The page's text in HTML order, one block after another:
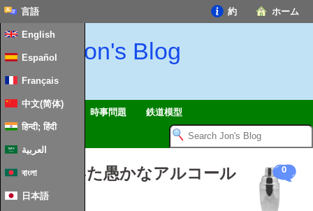
ホーム
約
言語
English
Español
Français
中文(简体)
हिन्दी; हिंदी
العربية
বাংলা
日本語
Jon's Blog
黙想 時事問題 鉄道模型
0
実際に働いた愚かなアルコール
飲料